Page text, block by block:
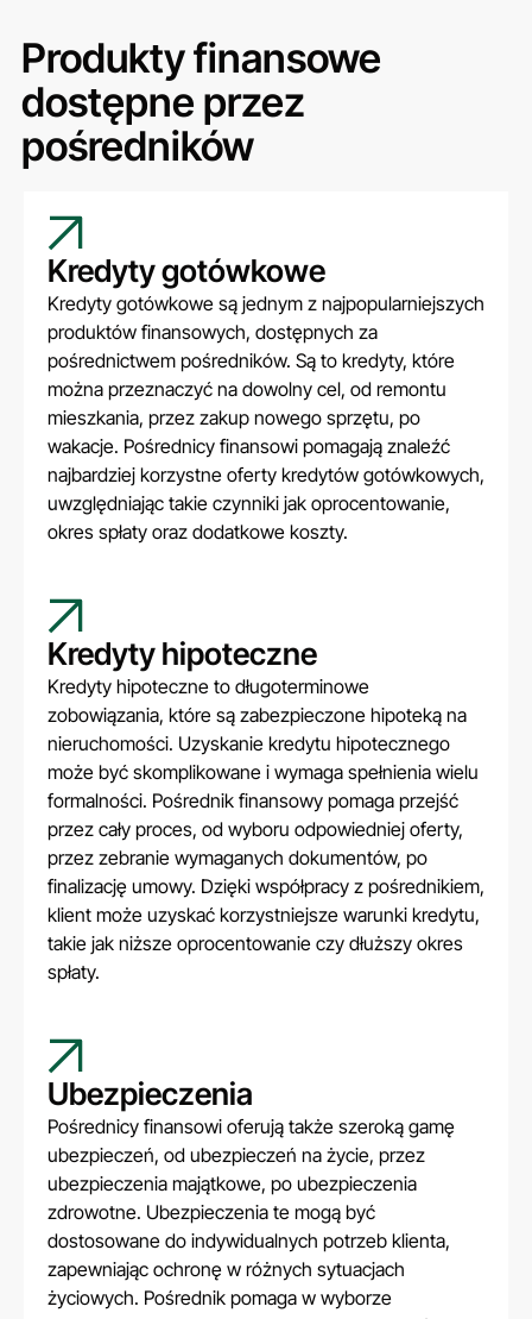
Produkty finansowe
dostępne przez
pośredników
Kredyty gotówkowe
Kredyty gotówkowe są jednym z najpopularniejszych
produktów finansowych, dostępnych za
pośrednictwem pośredników. Są to kredyty, które
można przeznaczyć na dowolny cel, od remontu
mieszkania, przez zakup nowego sprzętu, po
wakacje. Pośrednicy finansowi pomagają znaleźć
najbardziej korzystne oferty kredytów gotówkowych,
uwzględniając takie czynniki jak oprocentowanie,
okres spłaty oraz dodatkowe koszty.
Kredyty hipoteczne
Kredyty hipoteczne to długoterminowe
zobowiązania, które są zabezpieczone hipoteką na
nieruchomości. Uzyskanie kredytu hipotecznego
może być skomplikowane i wymaga spełnienia wielu
formalności. Pośrednik finansowy pomaga przejść
przez cały proces, od wyboru odpowiedniej oferty,
przez zebranie wymaganych dokumentów, po
finalizację umowy. Dzięki współpracy z pośrednikiem,
klient może uzyskać korzystniejsze warunki kredytu,
takie jak niższe oprocentowanie czy dłuższy okres
spłaty.
Ubezpieczenia
Pośrednicy finansowi oferują także szeroką gamę
ubezpieczeń, od ubezpieczeń na życie, przez
ubezpieczenia majątkowe, po ubezpieczenia
zdrowotne. Ubezpieczenia te mogą być
dostosowane do indywidualnych potrzeb klienta,
zapewniając ochronę w różnych sytuacjach
życiowych. Pośrednik pomaga w wyborze